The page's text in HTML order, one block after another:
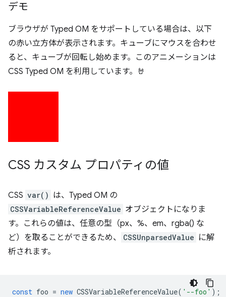
デモ
ブラウザが Typed OM をサポートしている場合は、以下
の赤い立方体が表示されます。キューブにマウスを合わせ
ると、キューブが回転し始めます。このアニメーションは
CSS Typed OM を利用しています。🤘
CSS カスタム プロパティの値
CSS var() は、Typed OM の
CSSVariableReferenceValue オブジェクトになりま
す。これらの値は、任意の型（px、%、em、rgba() な
ど）を取ることができるため、
CSSUnparsedValue に解
析されます。
const foo = new CSSVariableReferenceValue( '--foo' );